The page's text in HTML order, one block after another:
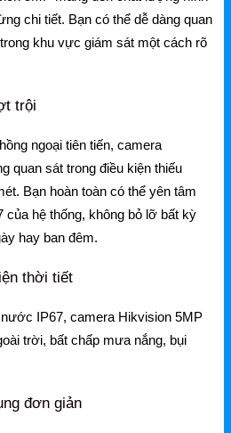
WiFi
WiFi
chi tiết. Bạn có thể dễ dàng quan
khu vực giám sát một cách rõ
trội
ngoại tiên tiến, camera
quan sát trong điều kiện thiếu
Bạn hoàn toàn có thể yên tâm
của hệ thống, không bỏ lỡ bất kỳ
hay ban đêm.
thời tiết
IP67, camera Hikvision 5MP
trời, bất chấp mưa nắng, bụi
đơn giản